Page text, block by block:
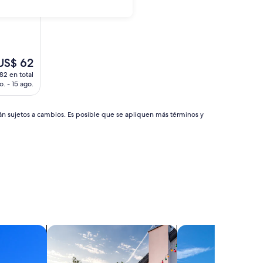
62
62
en total
- 15 ago.
sujetos a cambios. Es posible que se apliquen más términos y
Buscar casas de vacaciones Buscar villas